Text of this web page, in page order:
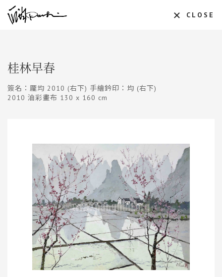
CLOSE
桂林早春
簽名：龎均 2010 (右下) 手繪鈐印：均 (右下)
2010 油彩畫布 130 x 160 cm